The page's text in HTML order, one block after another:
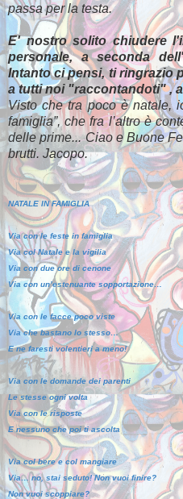
passa per la testa.
E' nostro solito chiudere
personale, a seconda
Intanto ci pensi, ti ringrazio
a tutti noi "raccontandoti" ,
Visto che tra poco è natale,
famiglia”, che fra l’altro è
delle prime... Ciao e Buone
brutti. Jacopo.
NATALE IN FAMIGLIA
Via con le feste in famiglia
Via col Natale e la vigilia
Via con due ore di cenone
Via con un’estenuante sopportazione…
Via con le facce poco viste
Via che bastano lo stesso…
E ne faresti volentieri a meno!
Via con le domande dei parenti
Le stesse ogni volta
Via con le risposte
E nessuno che poi ti ascolta
Via col bere e col mangiare
Via… no, stai seduto! Non vuoi finire?
Non vuoi scoppiare?